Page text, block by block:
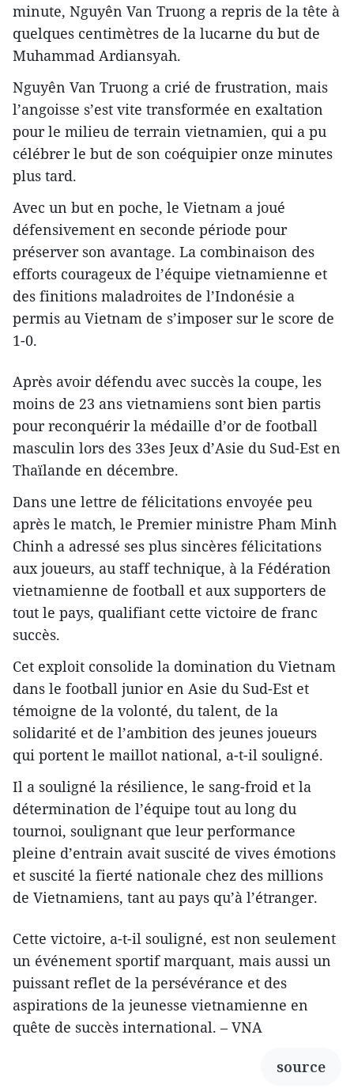
minute, Nguyên Van Truong a repris de la tête à
quelques centimètres de la lucarne du but de
Muhammad Ardiansyah.
Nguyên Van Truong a crié de frustration, mais
l’angoisse s’est vite transformée en exaltation
pour le milieu de terrain vietnamien, qui a pu
célébrer le but de son coéquipier onze minutes
plus tard.
Avec un but en poche, le Vietnam a joué
défensivement en seconde période pour
préserver son avantage. La combinaison des
efforts courageux de l’équipe vietnamienne et
des finitions maladroites de l’Indonésie a
permis au Vietnam de s’imposer sur le score de
1-0.
Après avoir défendu avec succès la coupe, les
moins de 23 ans vietnamiens sont bien partis
pour reconquérir la médaille d’or de football
masculin lors des 33es Jeux d’Asie du Sud-Est en
Thaïlande en décembre.
Dans une lettre de félicitations envoyée peu
après le match, le Premier ministre Pham Minh
Chinh a adressé ses plus sincères félicitations
aux joueurs, au staff technique, à la Fédération
vietnamienne de football et aux supporters de
tout le pays, qualifiant cette victoire de franc
succès.
Cet exploit consolide la domination du Vietnam
dans le football junior en Asie du Sud-Est et
témoigne de la volonté, du talent, de la
solidarité et de l’ambition des jeunes joueurs
qui portent le maillot national, a-t-il souligné.
Il a souligné la résilience, le sang-froid et la
détermination de l’équipe tout au long du
tournoi, soulignant que leur performance
pleine d’entrain avait suscité de vives émotions
et suscité la fierté nationale chez des millions
de Vietnamiens, tant au pays qu’à l’étranger.
Cette victoire, a-t-il souligné, est non seulement
un événement sportif marquant, mais aussi un
puissant reflet de la persévérance et des
aspirations de la jeunesse vietnamienne en
quête de succès international. – VNA
source